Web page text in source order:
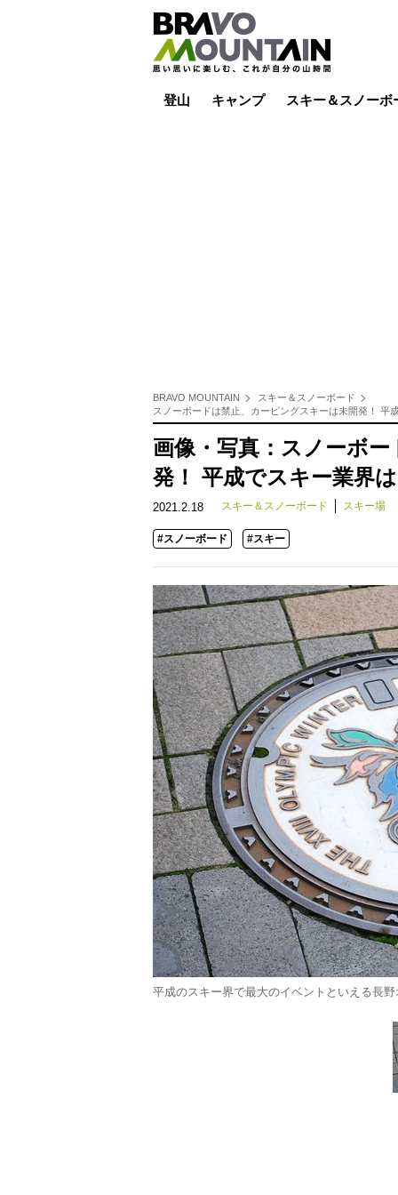
登山 キャンプ スキー＆スノーボ
BRAVO MOUNTAIN
スキー＆スノーボード
スノーボードは禁止、カービングスキーは未開発！ 平
画像・写真：スノーボ
発！ 平成でスキー業界
2021.2.18 スキー＆スノーボード スキー場
#スノーボード #スキー
平成のスキー界で最大のイベントといえる長